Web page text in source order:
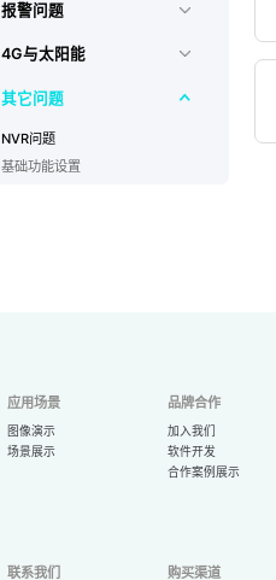
报警问题
4G与太阳能
其它问题
NVR问题
基础功能设置
应用场景
图像演示
场景展示
品牌合作
加入我们
软件开发
合作案例展示
联系我们 购买渠道